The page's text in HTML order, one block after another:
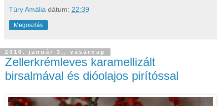
Túry Amália dátum: 22:39
Megosztás
2016. január 3., vasárnap
Zellerkrémleves karamellizált
birsalmával és dióolajos pirítóssal